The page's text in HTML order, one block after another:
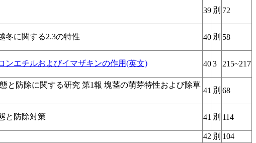
39 別 72
冬に関する2.3の特性 40 別 58
ンエチルおよびイマザキンの作用(英文) 403 215~217
と防除に関する研究 第1報 塊茎の萌芽特性および除草
41 別 68
と防除対策 41 別 114
42 別 104